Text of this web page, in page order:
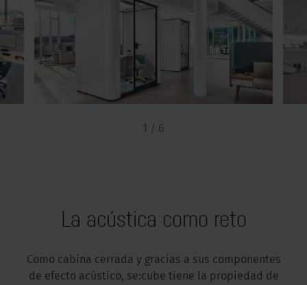
1 / 6
La acústica como reto
Como cabina cerrada y gracias a sus componentes
de efecto acústico, se:cube tiene la propiedad de